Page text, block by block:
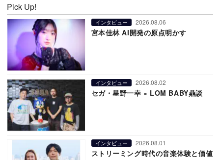
Pick Up!
インタビュー 2026.08.06
宮本佳林 AI開発の原点明かす
インタビュー 2026.08.02
セガ・星野一幸 × LOM BABY鼎談
インタビュー 2026.08.01
ストリーミング時代の音楽体験と価値